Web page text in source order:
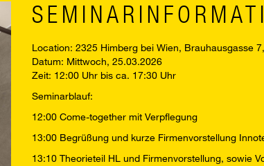
Location: 2325 Himberg bei Wien, Brauhausgasse
Datum: Mittwoch, 25.03.2026
Zeit: 12:00 Uhr bis ca. 17:30 Uhr
Seminarblauf:
12:00 Come-together mit Verpflegung
13:00 Begrüßung und kurze Firmenvorstellung
13:10 Theorieteil HL und Firmenvorstellung, sowie